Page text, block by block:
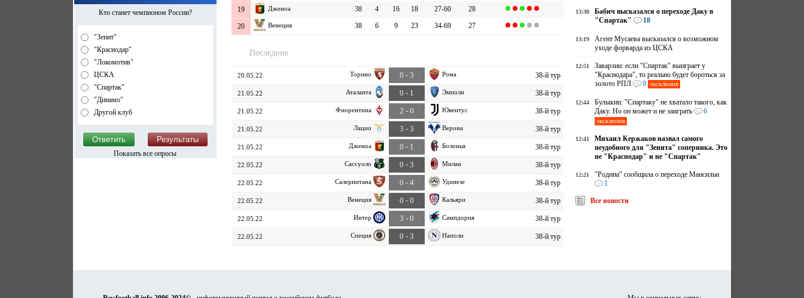
Кто станет чемпионом России?
"Зенит"
"Краснодар"
"Локомотив"
ЦСКА
"Спартак"
"Динамо"
Другой клуб
Показать все опросы
19 Дженоа 38 4 16 18 27-60 28
20 Венеция 38 6 9 23 34-69 27
Последние
20.05.22 Торино 0 - 3 Рома 38-й тур
21.05.22 Аталанта 0 - 1 Эмполи 38-й тур
21.05.22 Фиорентина 2 - 0 Ювентус 38-й тур
21.05.22 Лацио 3 - 3 Верона 38-й тур
21.05.22 Дженоа 0 - 1 Болонья 38-й тур
22.05.22 Сассуоло 0 - 3 Милан 38-й тур
22.05.22 Салернитана 0 - 4 Удинезе 38-й тур
22.05.22 Венеция 0 - 0 Кальяри 38-й тур
22.05.22 Интер 3 - 0 Сампдория 38-й тур
22.05.22 Специя 0 - 3 Наполи 38-й тур
13:30
Бабич высказался о переходе Даку в
"Спартак"
18
13:19
Агент Мусаева высказался о возможном
уходе форварда из ЦСКА
12:51
Заварзин: если "Спартак" выиграет у
"Краснодара", то реально будет бороться за
золото РПЛ
9 эксклюзив
12:44
Булыкин: "Спартаку" не хватало такого, как
Даку. Но он может и не заиграть
6
эксклюзив
12:41
Михаил Кержаков назвал самого
неудобного для "Зенита" соперника. Это
не "Краснодар" и не "Спартак"
12:21
"Родина" сообщила о переходе Мансильи
1
Все новости